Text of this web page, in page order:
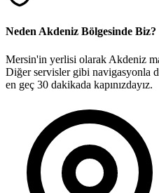
Neden Akdeniz Bölgesinde Biz?
Mersin'in yerlisi olarak Akdeniz
Diğer servisler gibi navigasyonla
en geç 30 dakikada kapınızdayız.